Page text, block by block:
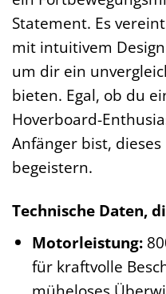
Statement. Es
mit intuitivem
um dir ein
bieten. Egal, ob du
Hoverboard-
Anfänger bist,
begeistern.
Technische Daten,
Motorleistung:
für kraftvolle